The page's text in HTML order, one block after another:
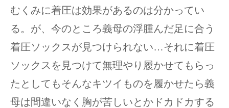
むくみに着圧は効果があるのは分かってい
る。が、今のところ義母の浮腫んだ足に合う
着圧ソックスが見つけられない…それに着圧
ソックスを見つけて無理やり履かせてもらっ
たとしてもそんなキツイものを履かせたら義
母は間違いなく胸が苦しいとかドカドカする